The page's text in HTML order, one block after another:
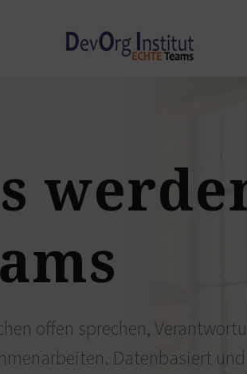
offen sprechen,
Datenbasiert und